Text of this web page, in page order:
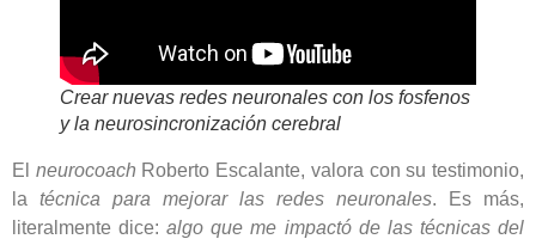
Crear nuevas redes neuronales con los fosfenos
y la neurosincronización cerebral
El neurocoach Roberto Escalante, valora con su testimonio,
la técnica para mejorar las redes neuronales. Es más,
literalmente dice:algo que me impactó de las técnicas del